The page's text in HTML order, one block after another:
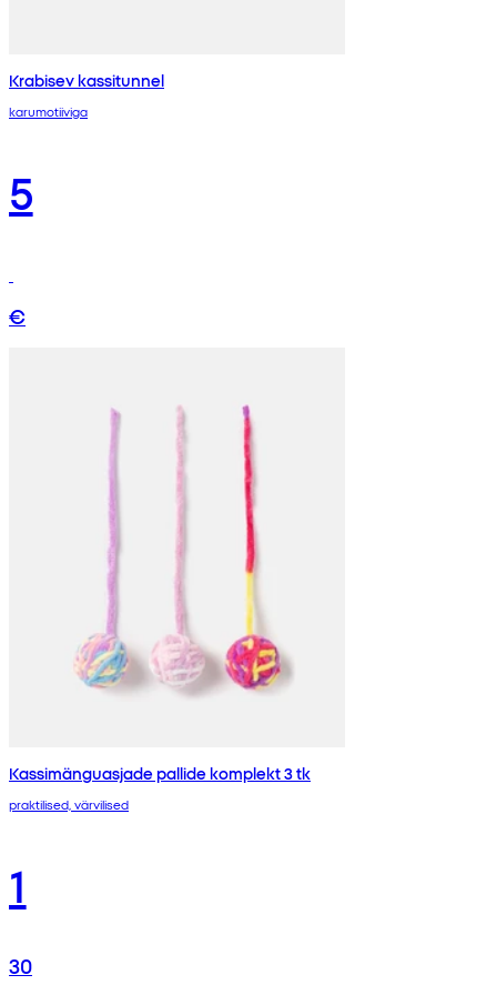
Krabisev kassitunnel
karumotiiviga
5
€
Kassimänguasjade pallide komplekt 3 tk
praktilised, värvilised
1
30